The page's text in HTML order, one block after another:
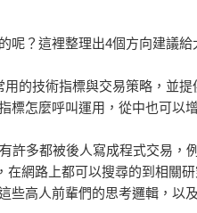
呢？這裡整理出4個方向建議給
用的技術指標與交易策略，並提
怎麼呼叫運用，從中也可以
許多都被後人寫成程式交易，
在網路上都可以搜尋的到相關
些高人前輩們的思考邏輯，以